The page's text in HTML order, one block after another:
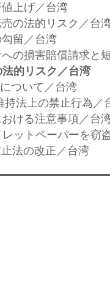
上げ／台湾
の法的リスク／台
留／台湾
の損害賠償請求と
的リスク／台湾
ついて／台湾
法上の禁止行為／
ける注意事項／台
ットペーパーを窃
法の改正／台湾